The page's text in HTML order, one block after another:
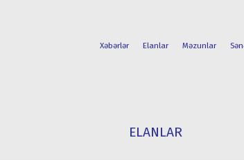
Xəbərlər Elanlar Məzunlar
ELANLAR